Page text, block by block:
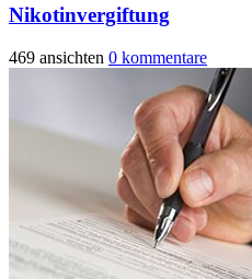
Nikotinvergiftung
469 ansichten 0 kommentare